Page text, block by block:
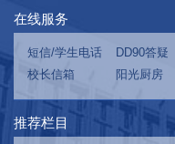
在线服务
短信/学生电话 DD90答疑
校长信箱
阳光厨房
推荐栏目